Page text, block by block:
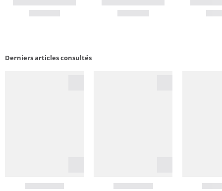
Derniers articles consultés